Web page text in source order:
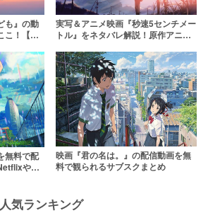
も』の動
こ！【新
実写＆アニメ映画『秒速5センチメー
トル』をネタバレ解説！原作アニメ
真相・なぜこの結末なのか考察
無料で配
や
映画『君の名は。』の配信動画を無
料で観られるサブスクまとめ
気ランキング